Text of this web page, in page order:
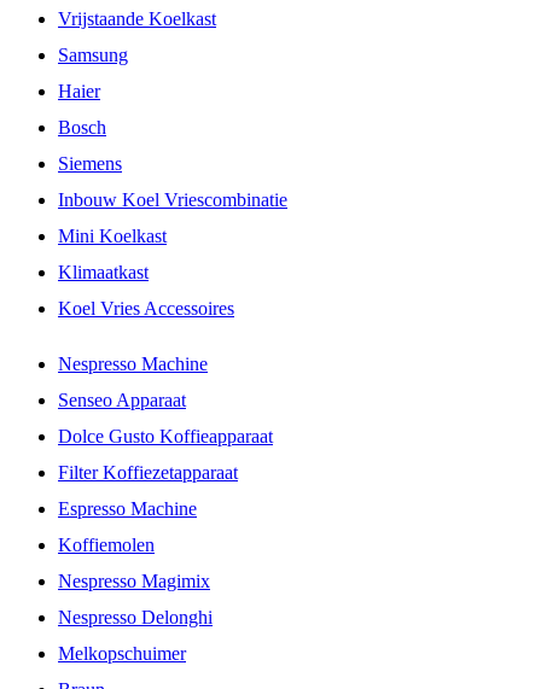
Vrijstaande Koelkast
Samsung
Haier
Bosch
Siemens
Inbouw Koel Vriescombinatie
Mini Koelkast
Klimaatkast
Koel Vries Accessoires
Nespresso Machine
Senseo Apparaat
Dolce Gusto Koffieapparaat
Filter Koffiezetapparaat
Espresso Machine
Koffiemolen
Nespresso Magimix
Nespresso Delonghi
Melkopschuimer